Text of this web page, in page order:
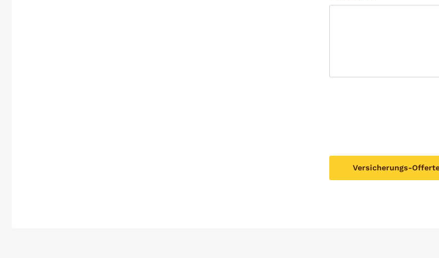
Versicherungs-